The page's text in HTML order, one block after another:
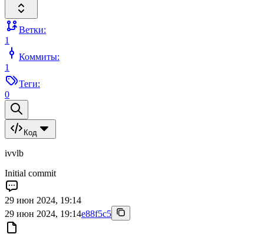
Ветки:
1
Коммиты:
1
Теги:
0
Код
ivvlb
Initial commit
29 июн 2024, 19:14
29 июн 2024, 19:14e88f5c5